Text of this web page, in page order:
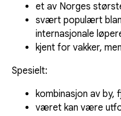
et av Norges
svært populært
internasjonale
kjent for vakker,
Spesielt:
kombinasjon av by,
været kan være